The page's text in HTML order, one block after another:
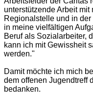
unterstützende Arbeit
Regionalstelle und in
in meine vielfältigen
Beruf als Sozialarbeiter,
kann ich mit Gewissheit
werden."
Damit möchte ich mich
dem offenen Jugendtreff
bedanken.